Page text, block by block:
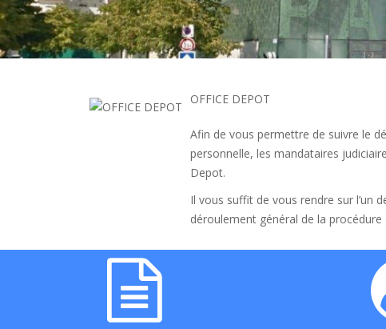
OFFICE DEPOT
Afin de vous permettre de suivre le
personnelle, les mandataires
Depot.
Il vous suffit de vous rendre sur l’un
déroulement général de la